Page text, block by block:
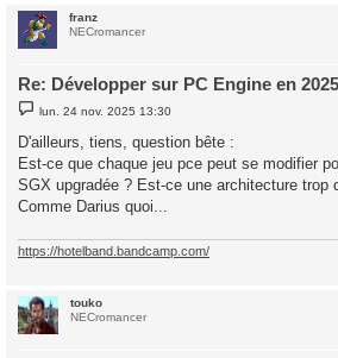
franz
NECromancer
Re: Développer sur PC Engine en
M
e
s
s
a
g
e
lun. 24 nov. 2025 13:30
D'ailleurs, tiens, question bête :
Est-ce que chaque jeu pce peut se modifier
SGX upgradée ? Est-ce une architecture trop
Comme Darius quoi...
https://hotelband.bandcamp.com/
touko
NECromancer